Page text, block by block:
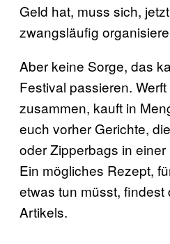
Geld hat, muss sich,
zwangsläufig
Aber keine Sorge, das
Festival passieren.
zusammen, kauft in
euch vorher Gerichte,
oder Zipperbags in
Ein mögliches Rezept,
etwas tun müsst,
Artikels.